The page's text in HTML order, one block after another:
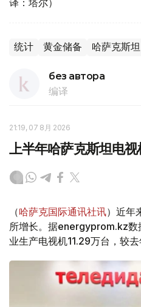
译：塔尔）
统计 黄金储备 哈萨克斯坦
без автора
编译
21:19, 07 8月 2026
上半年哈萨克斯坦电
（哈萨克国际通讯社讯）近年
所增长。据energyprom.kz
业生产电视机11.29万台，较去